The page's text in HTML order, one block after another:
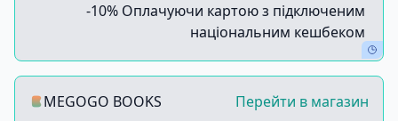
-10% Оплачуючи картою з підключеним
національним кешбеком
MEGOGO BOOKS Перейти в магазин